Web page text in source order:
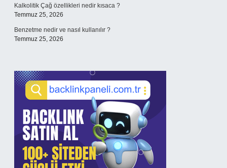
Kalkolitik Çağ özellikleri nedir kısaca ?
Temmuz 25, 2026
Benzetme nedir ve nasıl kullanılır ?
Temmuz 25, 2026